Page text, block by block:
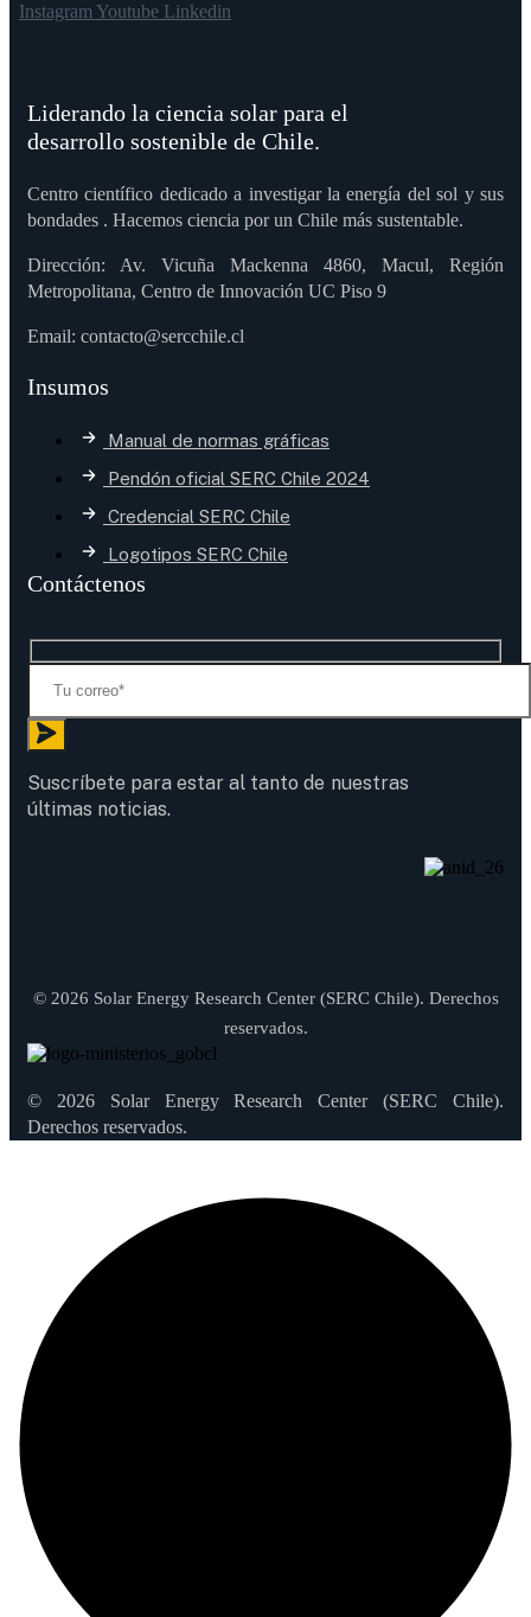
InstagramYoutube Linkedin
Liderando la ciencia solar para el
desarrollo sostenible de Chile.
Centro científico dedicado a investigar la energía del sol y sus
bondades . Hacemos ciencia por un Chile más sustentable.
Dirección: Av. Vicuña Mackenna 4860, Macul, Región
Metropolitana, Centro de Innovación UC Piso 9
Email: contacto@sercchile.cl
Insumos
Manual de normas gráficas
Pendón oficial SERC Chile 2024
Credencial SERC Chile
Logotipos SERC Chile
Contáctenos
Suscríbete para estar al tanto de nuestras
últimas noticias.
© 2026 Solar Energy Research Center (SERC Chile). Derechos
reservados.
© 2026 Solar Energy Research Center (SERC Chile).
Derechos reservados.